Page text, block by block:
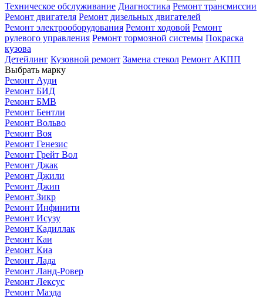
Техническое обслуживание Диагностика Ремонт трансмиссии
Ремонт двигателя Ремонт дизельных двигателей
Ремонт электрооборудования Ремонт ходовой Ремонт
рулевого управления Ремонт тормозной системы Покраска
кузова
Детейлинг Кузовной ремонт Замена стекол Ремонт АКПП
Выбрать марку
Ремонт Ауди
Ремонт БИД
Ремонт БМВ
Ремонт Бентли
Ремонт Вольво
Ремонт Воя
Ремонт Генезис
Ремонт Грейт Вол
Ремонт Джак
Ремонт Джили
Ремонт Джип
Ремонт Зикр
Ремонт Инфинити
Ремонт Исузу
Ремонт Кадиллак
Ремонт Каи
Ремонт Киа
Ремонт Лада
Ремонт Ланд-Ровер
Ремонт Лексус
Ремонт Мазда